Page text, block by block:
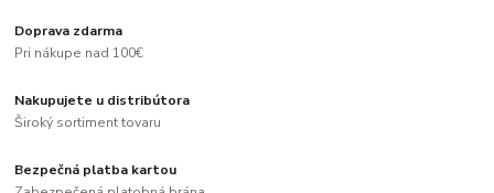
Doprava zdarma
Pri nákupe nad 100€
Nakupujete u distribútora
Široký sortiment tovaru
Bezpečná platba kartou